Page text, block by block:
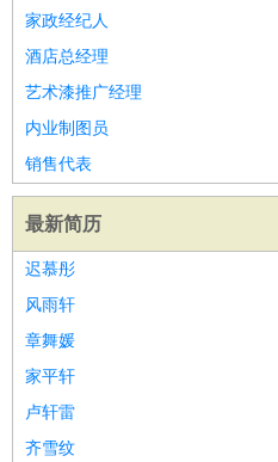
家政经纪人
酒店总经理
艺术漆推广经理
内业制图员
销售代表
最新简历
迟慕彤
风雨轩
章舞媛
家平轩
卢轩雷
齐雪纹